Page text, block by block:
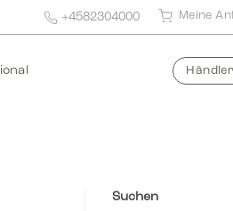
+4582304000 Meine
Suchen